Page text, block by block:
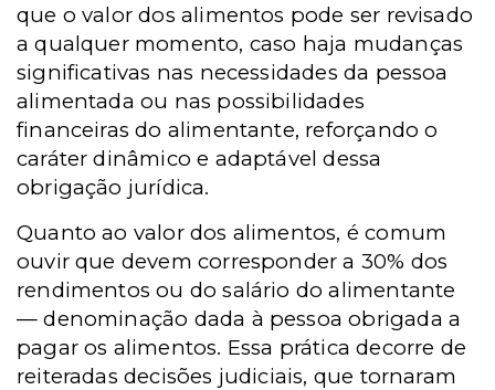
que o valor dos alimentos pode ser revisado
a qualquer momento, caso haja mudanças
significativas nas necessidades da pessoa
alimentada ou nas possibilidades
financeiras do alimentante, reforçando o
caráter dinâmico e adaptável dessa
obrigação jurídica.
Quanto ao valor dos alimentos, é comum
ouvir que devem corresponder a 30% dos
rendimentos ou do salário do alimentante
— denominação dada à pessoa obrigada a
pagar os alimentos. Essa prática decorre de
reiteradas decisões judiciais, que tornaram